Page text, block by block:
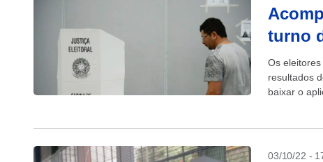
turno
Os
resultados
baixar o
03/10/22 -